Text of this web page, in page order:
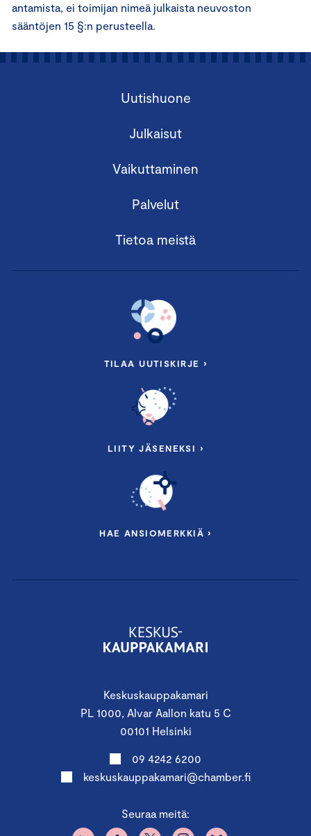
antamista, ei toimijan nimeä julkaista neuvoston
sääntöjen 15 §:n perusteella.
Keskuskauppakamari
PL 1000, Alvar Aallon katu 5 C
00101 Helsinki
09 4242 6200
keskuskauppakamari@chamber.fi
Seuraa meitä:
Uutishuone
Julkaisut
Vaikuttaminen
Palvelut
Tietoa meistä
TILAA UUTISKIRJE ›
LIITY JÄSENEKSI ›
HAE ANSIOMERKKIÄ ›